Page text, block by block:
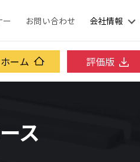
ー お問い合わせ 会社情報
ーム 評価版
ス